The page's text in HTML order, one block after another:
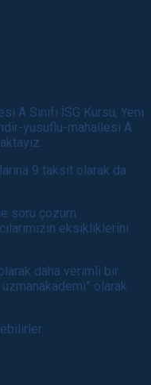
A Sınıfı İSG Kursu, Yeni
yusuflu-mahallesi A
9 taksit olarak da
soru çözüm
eksikliklerini
daha verimli bir
olarak